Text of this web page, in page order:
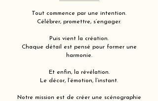
Tout commence par une intention.
Célébrer, promettre, s’engager.
Puis vient la création.
Chaque détail est pensé pour former une
harmonie.
Et enfin, la révélation.
Le décor, l’émotion, l’instant.
Notre mission est de créer une scénographie